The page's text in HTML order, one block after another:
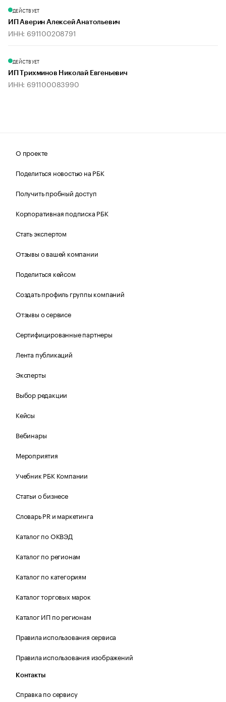
ДЕЙСТВУЕТ
ИП Аверин Алексей Анатольевич
ИНН: 691100208791
ДЕЙСТВУЕТ
ИП Трихминов Николай Евгеньевич
ИНН: 691100083990
О проекте
Поделиться новостью на РБК
Получить пробный доступ
Корпоративная подписка РБК
Стать экспертом
Отзывы о вашей компании
Поделиться кейсом
Создать профиль группы компаний
Отзывы о сервисе
Сертифицированные партнеры
Лента публикаций
Эксперты
Выбор редакции
Кейсы
Вебинары
Мероприятия
Учебник РБК Компании
Статьи о бизнесе
Словарь PR и маркетинга
Каталог по ОКВЭД
Каталог по регионам
Каталог по категориям
Каталог торговых марок
Каталог ИП по регионам
Правила использования сервиса
Правила использования изображений
Контакты
Справка по сервису